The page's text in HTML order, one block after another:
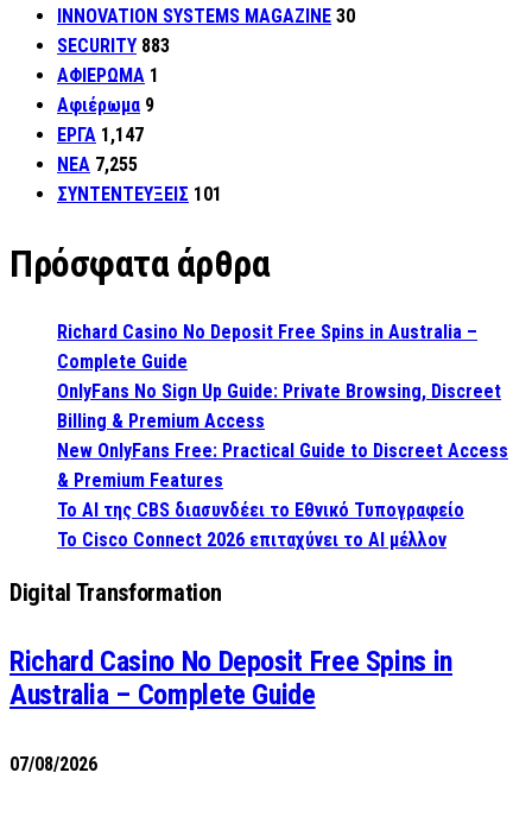
INNOVATION SYSTEMS MAGAZINE 30
SECURITY 883
ΑΦΙΕΡΩΜΑ 1
Αφιέρωμα 9
ΕΡΓΑ 1,147
ΝΕΑ 7,255
ΣΥΝΤΕΝΤΕΥΞΕΙΣ 101
Πρόσφατα άρθρα
Richard Casino No Deposit Free Spins in Australia –
Complete Guide
OnlyFans No Sign Up Guide: Private Browsing, Discreet
Billing & Premium Access
New OnlyFans Free: Practical Guide to Discreet Access
& Premium Features
Το AI της CBS διασυνδέει το Εθνικό Τυπογραφείο
Το Cisco Connect 2026 επιταχύνει το AI μέλλον
Digital Transformation
Richard Casino No Deposit Free Spins in
Australia – Complete Guide
07/08/2026